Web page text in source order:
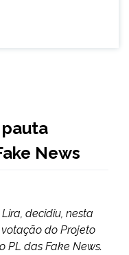
News
decidiu, nesta
do Projeto
PL das Fake News.